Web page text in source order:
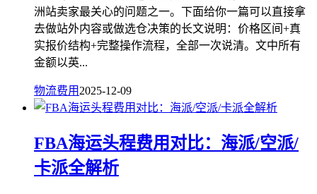
洲站卖家最关心的问题之一。下面给你一篇可以直接拿
去做站外内容或做选仓决策的长文说明：价格区间+真
实报价结构+完整操作流程，全部一次说清。文中所有
金额以英...
物流费用 2025-12-09
FBA海运头程费用对比：海派/空派/
卡派全解析